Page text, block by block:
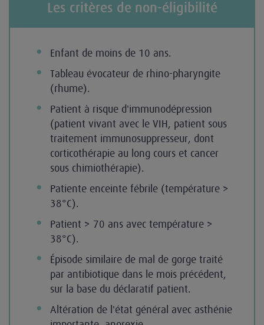
Les critères de non-éligibilité
Enfant de moins de 10 ans.
Tableau évocateur de rhino-pharyngite
(rhume).
Patient à risque d'immunodépression
(patient vivant avec le VIH, patient sous
traitement immunosuppresseur, dont
corticothérapie au long cours et cancer
sous chimiothérapie).
Patiente enceinte fébrile (température >
38°C).
Patient > 70 ans avec température >
38°C).
Épisode similaire de mal de gorge traité
par antibiotique dans le mois précédent,
sur la base du déclaratif patient.
Altération de l'état général avec asthénie